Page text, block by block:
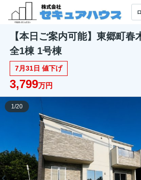
【本日ご案内可能】東郷町
全1棟 1号棟
7月31日 値下げ
3,799万円
1/20